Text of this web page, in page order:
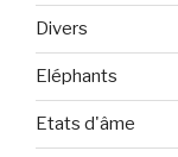
Divers
Eléphants
Etats d'âme